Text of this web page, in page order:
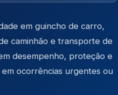
em guincho de carro,
caminhão e transporte de
desempenho, proteção e
ocorrências urgentes ou